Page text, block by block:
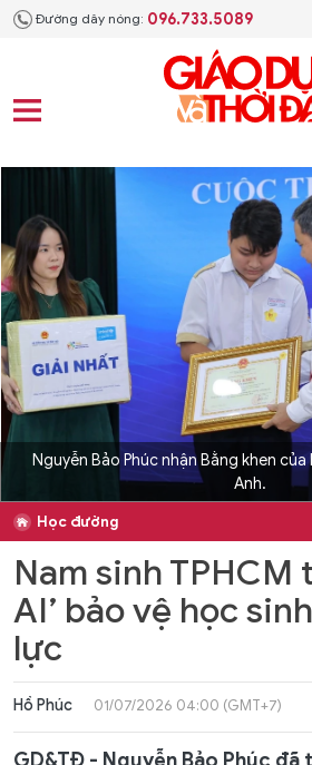
Đường dây nóng: 096.733.5089
Nguyễn Bảo Phúc nhận Bằng khen
Anh.
Học đường
Nam sinh TPHCM
AI’ bảo vệ học
lực
Hồ Phúc 01/07/2026 04:00 (GMT+7)